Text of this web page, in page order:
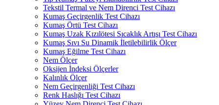
Tekstil Termal ve Nem Direnci Test Cihazı
Kumaş Geçirgenlik Test Cihazı
Kumaş Örtü Test Cihazı
Kumaş Uzak Kızılötesi Sıcaklık Artışı Test Cihazı
Kumaş Sıvı Su Dinamik İletilebilirlik Ölçer
Kumaş Eğilme Test Cihazı
Nem Ölçer
Oksijen İndeksi Ölçerler
Kalınlık Ölçer
Nem Geçirgenliği Test Cihazı
Renk Haslığı Test Cihazı